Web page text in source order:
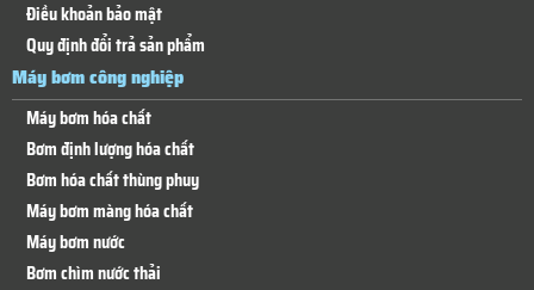
Điều khoản bảo mật
Quy định đổi trả sản phẩm
Máy bơm công nghiệp
Máy bơm hóa chất
Bơm định lượng hóa chất
Bơm hóa chất thùng phuy
Máy bơm màng hóa chất
Máy bơm nước
Bơm chìm nước thải